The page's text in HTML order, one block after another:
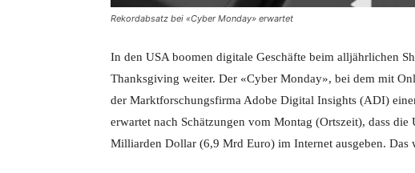
Rekordabsatz bei «Cyber Monday» erwartet
In den USA boomen digitale Geschäfte beim alljährlichen
Thanksgiving weiter. Der «Cyber Monday», bei dem mit
der Marktforschungsfirma Adobe Digital Insights (ADI)
erwartet nach Schätzungen vom Montag (Ortszeit), dass
Milliarden Dollar (6,9 Mrd Euro) im Internet ausgeben. Das